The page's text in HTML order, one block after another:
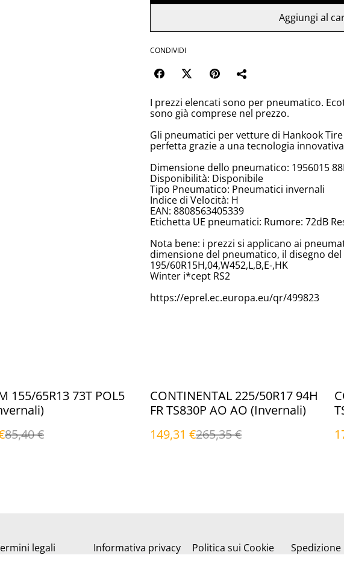
Aggiungi al
CONDIVIDI
I prezzi elencati sono per pneumatico.
sono già comprese nel prezzo.
Gli pneumatici per vetture di Hankook
perfetta grazie a una tecnologia
Dimensione dello pneumatico: 1956015
Disponibilità: Disponibile
Tipo Pneumatico: Pneumatici invernali
Indice di Velocità: H
EAN: 8808563405339
Etichetta UE pneumatici: Rumore: 72dB
Nota bene: i prezzi si applicano ai
dimensione del pneumatico, il disegno
195/60R15H,04,W452,L,B,E-,HK
Winter i*cept RS2
https://eprel.ec.europa.eu/qr/499823
155/65R13 73T POL5
85,40 €
%
CONTINENTAL 225/50R17 94H
FR TS830P AO AO (Invernali)
149,31 €265,35 €
legali Informativa privacy Politica sui Cookie Spedizione